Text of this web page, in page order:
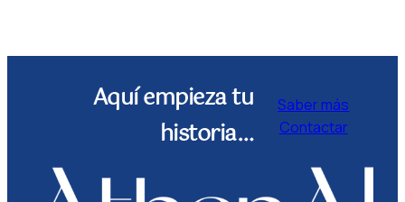
Aquí empieza tu
historia…
Saber más
Contactar